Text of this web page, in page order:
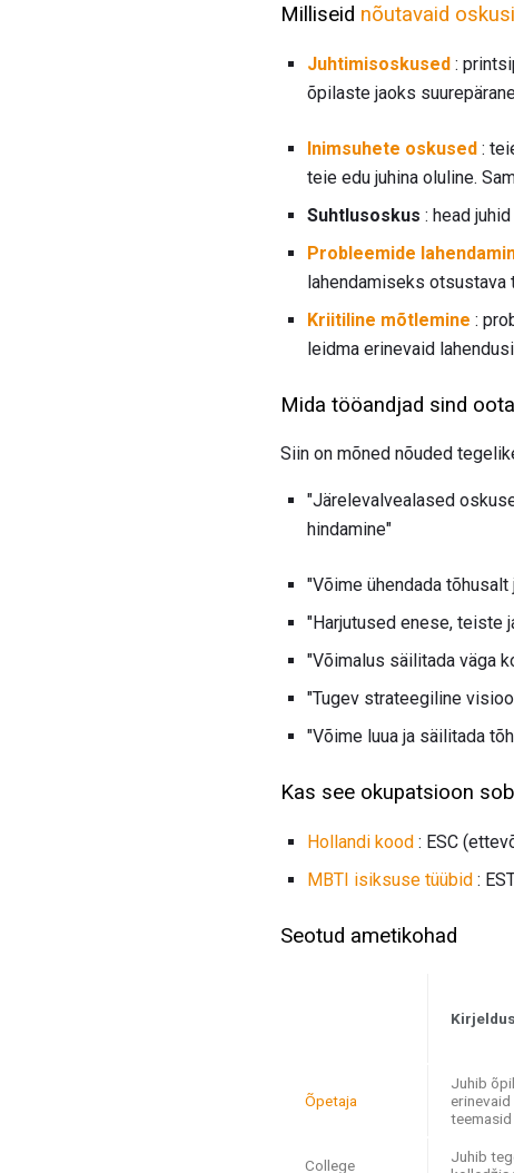
Milliseid nõutavaid oskusi
Juhtimisoskused :
õpilaste jaoks
Inimsuhete oskused :
teie edu juhina oluline.
Suhtlusoskus : head
Probleemide
lahendamiseks otsustava
Kriitiline mõtlemine :
leidma erinevaid
Mida tööandjad sind
Siin on mõned nõuded
"Järelevalvealased
hindamine"
"Võime ühendada
"Harjutused enese, teiste
"Võimalus säilitada väga
"Tugev strateegiline
"Võime luua ja säilitada
Kas see okupatsioon
Hollandi kood : ESC
MBTI isiksuse tüübid :
Seotud ametikohad
Kirjeldus
Õpetaja
Juhib
erinevaid
teemasid
College
Juhib